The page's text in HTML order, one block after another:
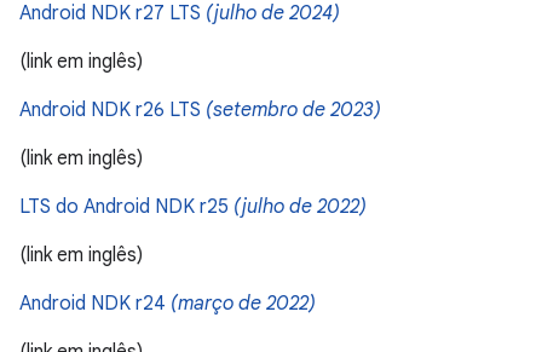
Android NDK r27 LTS (julho de 2024)
(link em inglês)
Android NDK r26 LTS (setembro de 2023)
(link em inglês)
LTS do Android NDK r25 (julho de 2022)
(link em inglês)
Android NDK r24 (março de 2022)